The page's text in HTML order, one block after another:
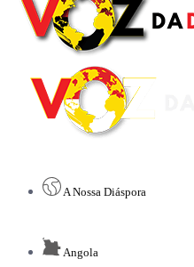
A Nossa Diáspora
Angola